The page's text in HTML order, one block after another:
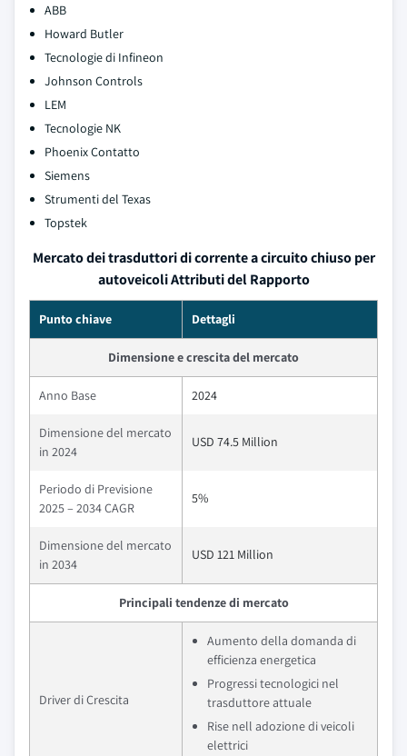
ABB
Howard Butler
Tecnologie di Infineon
Johnson Controls
LEM
Tecnologie NK
Phoenix Contatto
Siemens
Strumenti del Texas
Topstek
Mercato dei trasduttori di corrente a circuito chiuso per
autoveicoli Attributi del Rapporto
Punto chiave Dettagli
Dimensione e crescita del mercato
Anno Base 2024
Dimensione del mercato
in 2024
USD 74.5 Million
Periodo di Previsione
2025 – 2034 CAGR
5%
Dimensione del mercato
in 2034
USD 121 Million
Principali tendenze di mercato
Driver di Crescita
Aumento della domanda di
efficienza energetica
Progressi tecnologici nel
trasduttore attuale
Rise nell adozione di veicoli
elettrici